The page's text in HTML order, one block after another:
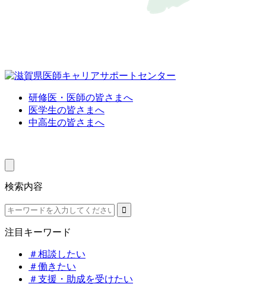
研修医・医師の皆さまへ
医学生の皆さまへ
中高生の皆さまへ
検索内容
注目キーワード
＃相談したい
＃働きたい
＃支援・助成を受けたい